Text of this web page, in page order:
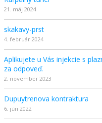
21. máj 2024
skakavy-prst
4. február 2024
Aplikujete u Vás injekcie s
za odpoveď.
2. november 2023
Dupuytrenova kontraktura
6. jún 2022